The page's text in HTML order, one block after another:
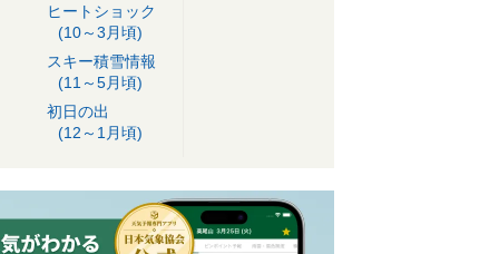
ヒートショック
(10～3月頃)
スキー積雪情報
(11～5月頃)
初日の出
(12～1月頃)